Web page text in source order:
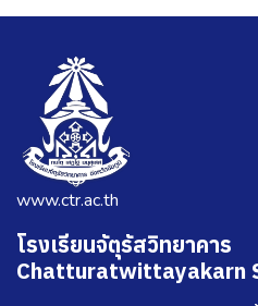
www.ctr.ac.th
โรงเรียนจัตุรัสวิทยาคาร
Chatturatwittayakarn